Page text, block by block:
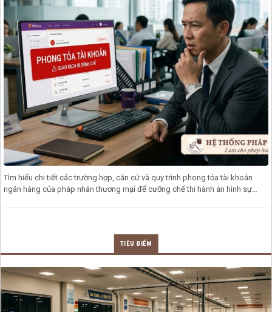
Tìm hiểu chi tiết các trường hợp, căn cứ và quy trình phong tỏa tài khoản
ngân hàng của pháp nhân thương mại để cưỡng chế thi hành án hình sự
TIÊU ĐIỂM